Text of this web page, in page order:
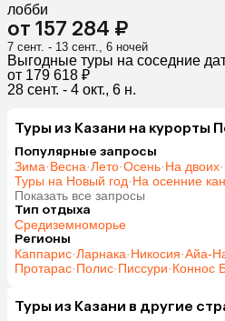
лобби
от 157 284 ₽
7 сент. - 13 сент., 6 ночей
Выгодные туры на соседние
от 179 618 ₽
28 сент. - 4 окт., 6 н.
Туры из Казани на курорты
Популярные запросы
Зима·Весна·Лето·Осень·На двоих·
Туры на Новый год·На осенние
Показать все запросы
Тип отдыха
Средиземноморье
Регионы
Каппарис·Ларнака·Никосия·Айа-
Протарас·Полис·Писсури·Коннос
Туры из Казани в другие